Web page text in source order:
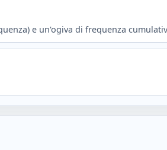
e un'ogiva di frequenza